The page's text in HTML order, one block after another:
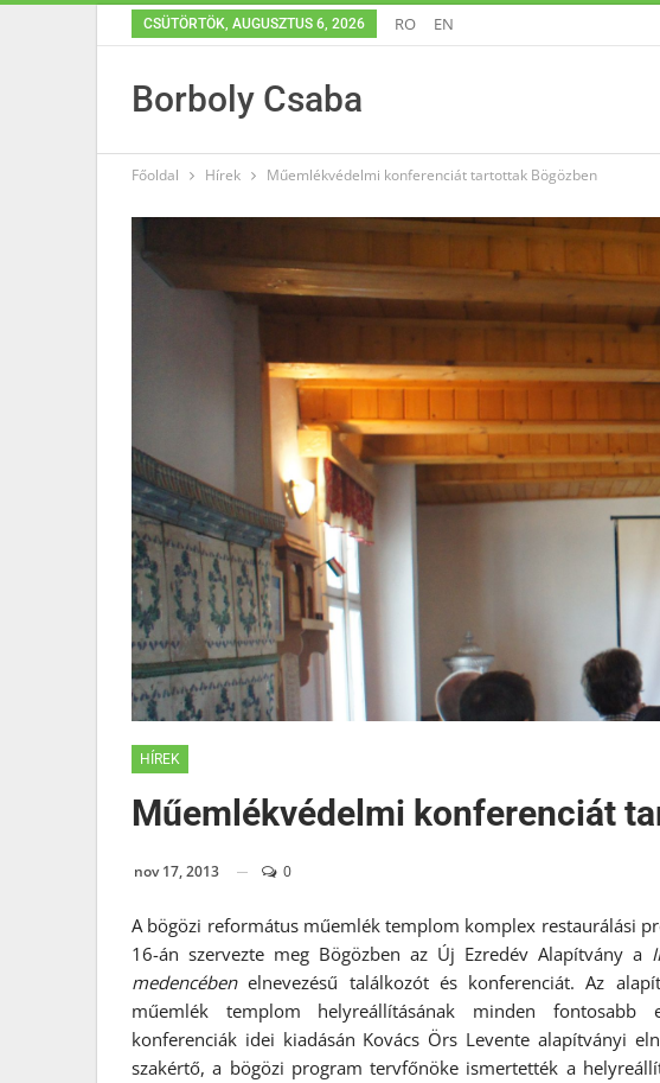
CSÜTÖRTÖK, AUGUSZTUS 6, 2026 RO EN
Borboly Csaba
Főoldal Hírek Műemlékvédelmi konferenciát tartottak Bögözben
HÍREK
Műemlékvédelmi konferenciát
nov 17, 2013 0
A bögözi református műemlék templom komplex restaurálási
16-án szervezte meg Bögözben az Új Ezredév Alapítvány a
medencébenelnevezésű találkozót és konferenciát. Az
műemlék templom helyreállításának minden fontosabb
konferenciák idei kiadásán Kovács Örs Levente alapítványi
szakértő, a bögözi program tervfőnöke ismertették a